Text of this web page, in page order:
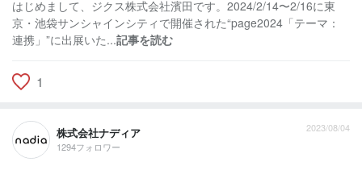
はじめまして、ジクス株式会社濱田です。2024/2/14〜2/16に東
京・池袋サンシャインシティで開催された“page2024「テーマ：
連携」”に出展いた...記事を読む
1
株式会社ナディア
1294フォロワー
2023/08/04